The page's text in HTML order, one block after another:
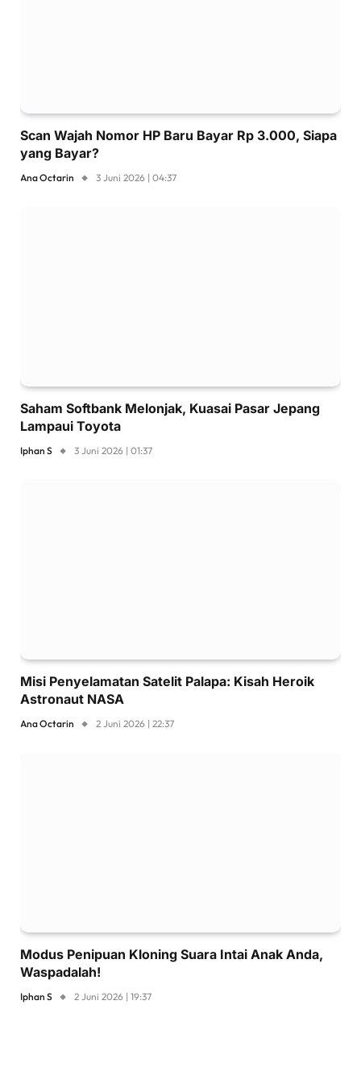
Scan Wajah Nomor HP Baru Bayar Rp 3.000, Siapa
yang Bayar?
Ana Octarin 3 Juni 2026 | 04:37
Saham Softbank Melonjak, Kuasai Pasar Jepang
Lampaui Toyota
Iphan S 3 Juni 2026 | 01:37
Misi Penyelamatan Satelit Palapa: Kisah Heroik
Astronaut NASA
Ana Octarin 2 Juni 2026 | 22:37
Modus Penipuan Kloning Suara Intai Anak Anda,
Waspadalah!
Iphan S 2 Juni 2026 | 19:37